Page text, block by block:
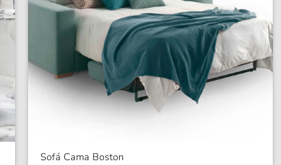
Sofá Cama Boston